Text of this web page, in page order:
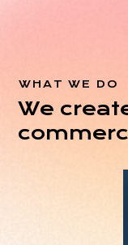
WHAT WE DO
We